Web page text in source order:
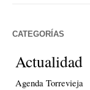
CATEGORÍAS
Actualidad
Agenda Torrevieja